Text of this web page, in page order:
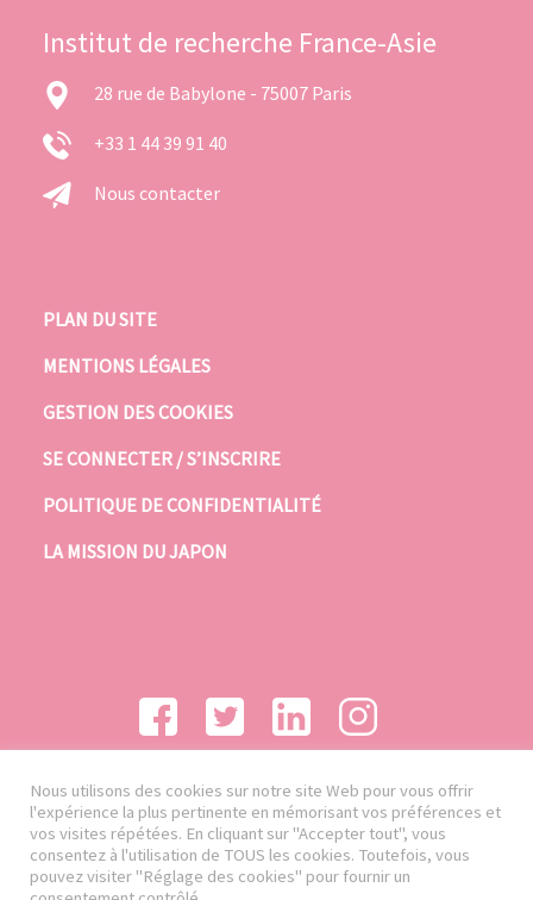
Institut de recherche France-Asie
28 rue de Babylone - 75007 Paris
+33 1 44 39 91 40
Nous contacter
PLAN DU SITE
MENTIONS LÉGALES
GESTION DES COOKIES
SE CONNECTER / S’INSCRIRE
POLITIQUE DE CONFIDENTIALITÉ
LA MISSION DU JAPON
Nous utilisons des cookies sur notre site Web pour vous offrir
l'expérience la plus pertinente en mémorisant vos préférences et
vos visites répétées. En cliquant sur "Accepter tout", vous
consentez à l'utilisation de TOUS les cookies. Toutefois, vous
pouvez visiter "Réglage des cookies" pour fournir un